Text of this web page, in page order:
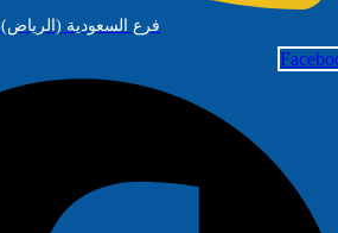
+966 56 691 7299 : فرع السعودية (الرياض)